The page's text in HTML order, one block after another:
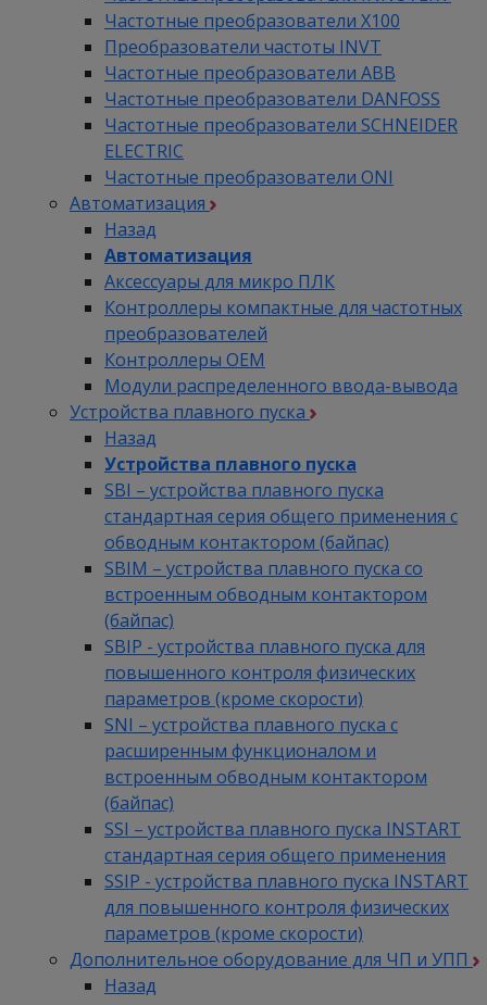
Частотные преобразователи Х100
Преобразователи частоты INVT
Частотные преобразователи ABB
Частотные преобразователи DANFOSS
Частотные преобразователи SCHNEIDER
ELECTRIC
Частотные преобразователи ONI
Автоматизация
Назад
Автоматизация
Аксессуары для микро ПЛК
Контроллеры компактные для частотных
преобразователей
Контроллеры ОЕМ
Модули распределенного ввода-вывода
Устройства плавного пуска
Назад
Устройства плавного пуска
SBI – устройства плавного пуска
стандартная серия общего применения с
обводным контактором (байпас)
SBIM – устройства плавного пуска со
встроенным обводным контактором
(байпас)
SBIP - устройства плавного пуска для
повышенного контроля физических
параметров (кроме скорости)
SNI – устройства плавного пуска с
расширенным функционалом и
встроенным обводным контактором
(байпас)
SSI – устройства плавного пуска INSTART
стандартная серия общего применения
SSIP - устройства плавного пуска INSTART
для повышенного контроля физических
параметров (кроме скорости)
Дополнительное оборудование для ЧП и УПП
Назад